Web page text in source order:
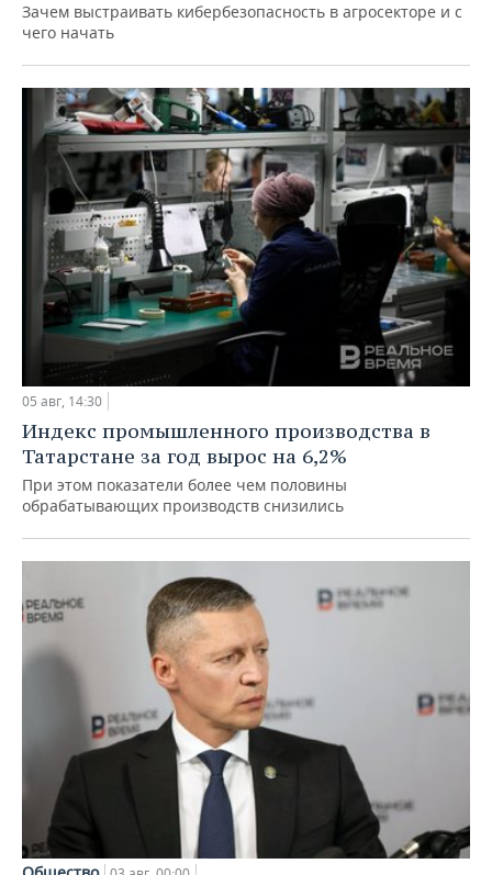
Зачем выстраивать кибербезопасность в агросекторе и с
чего начать
05 авг, 14:30
Индекс промышленного производства в
Татарстане за год вырос на 6,2%
При этом показатели более чем половины
обрабатывающих производств снизились